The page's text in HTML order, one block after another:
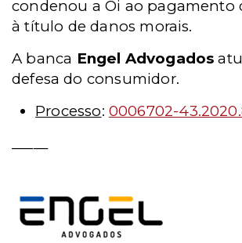
condenou a Oi ao pagamento
à título de danos morais.
A banca Engel Advogados
defesa do consumidor.
Processo: 0006702-